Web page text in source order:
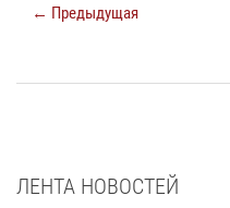
← Предыдущая
ЛЕНТА НОВОСТЕЙ